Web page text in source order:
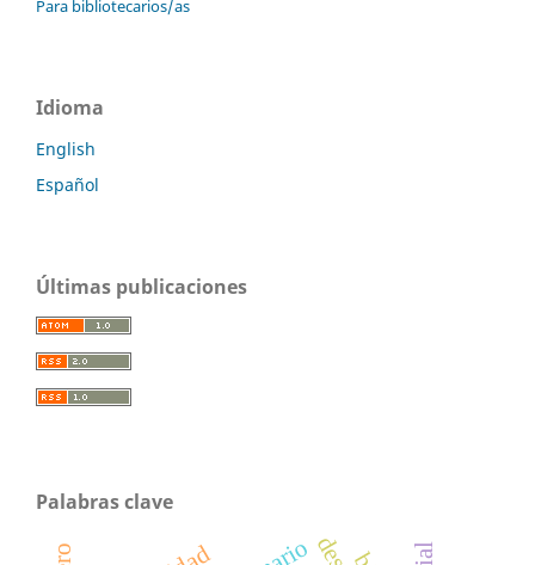
Para bibliotecarios/as
Idioma
English
Español
Últimas publicaciones
Palabras clave